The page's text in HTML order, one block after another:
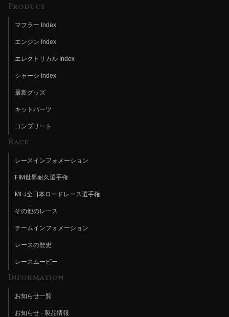
Product
マフラー Index
エンジン Index
エレクトリカル Index
シャーシ Index
最新グッズ
キットパーツ
コンプリート
Race
レースインフォメーション
FIM世界耐久選手権
MFJ全日本ロードレース選手権
その他のレース
チームインフォメーション
レースの歴史
レースムービー
Information
お知らせ一覧
お知らせ - 製品情報